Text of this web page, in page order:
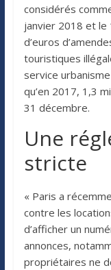
considérés
janvier 2018 et le
d’euros
touristiques
service
qu’en 2017, 1,3
31 décembre.
Une
stricte
« Paris a
contre les
d’afficher un
annonces,
propriétaires ne